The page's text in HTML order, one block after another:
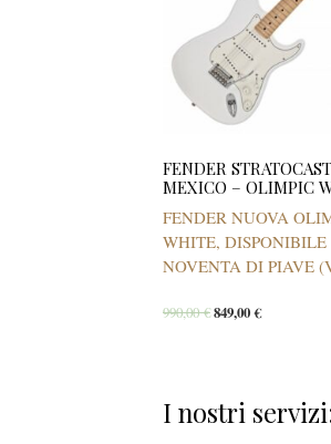
FENDER
MEXICO – OLIMPIC
FENDER NUOVA
WHITE,
NOVENTA DI PIAVE
990,00€849,00€
I nostri